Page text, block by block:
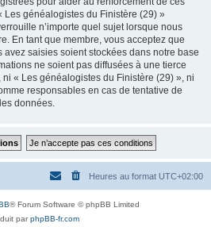
Les généalogistes du Finistère (29) »
n’importe quel sujet lorsque nous
En tant que membre, vous acceptez que
saisies soient stockées dans notre base
ne soient pas diffusées à une tierce
« Les généalogistes du Finistère (29) », ni
responsables en cas de tentative de
données.
Heures au format UTC+02:00
® Forum Software © phpBB Limited
parphpBB-fr.com